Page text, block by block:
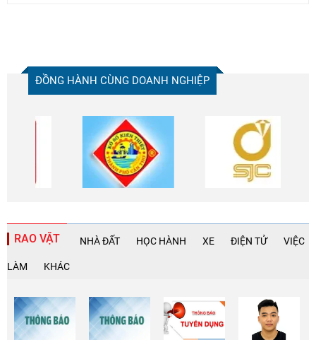
ĐỒNG HÀNH CÙNG DOANH NGHIỆP
RAO VẶT NHÀ ĐẤT HỌC HÀNH XE ĐIỆN TỬ VIỆC
LÀM KHÁC